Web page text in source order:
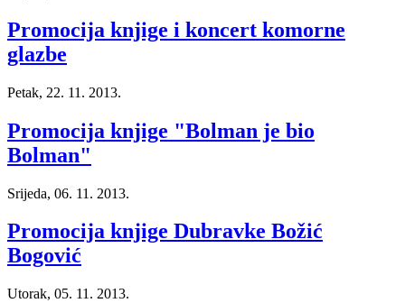
Promocija knjige i koncert komorne
glazbe
Petak, 22. 11. 2013.
Promocija knjige "Bolman je bio
Bolman"
Srijeda, 06. 11. 2013.
Promocija knjige Dubravke Božić
Bogović
Utorak, 05. 11. 2013.